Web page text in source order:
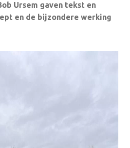
Ursem gaven tekst en
en de bijzondere werking